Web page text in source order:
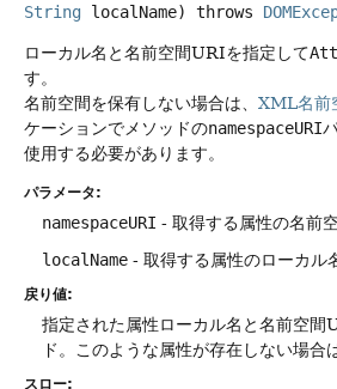
String localName) throws
ローカル名と名前空間URIを指定して
す。
名前空間を保有しない場合は、 XML名前
ケーションでメソッドのnamespaceURI
使用する必要があります。
パラメータ:
namespaceURI - 取得する属性の名前
localName - 取得する属性のローカル
戻り値:
指定された属性ローカル名と名前空間
ド。このような属性が存在しない場合
スロー: